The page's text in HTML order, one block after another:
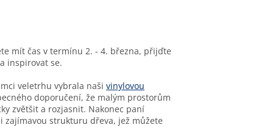
mít čas v termínu 2. - 4. března, přijďte
inspirovat se.
veletrhu vybrala naši vinylovou
doporučení, že malým prostorům
zvětšit a rozjasnit. Nakonec paní
zajímavou strukturu dřeva, jež můžete